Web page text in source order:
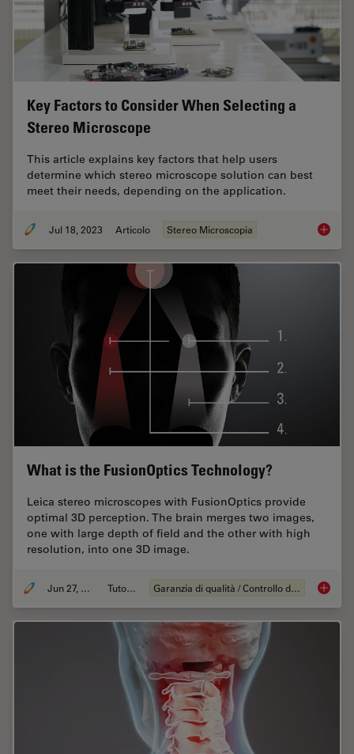
Key Factors to Consider When Selecting a
Stereo Microscope
This article explains key factors that help users
determine which stereo microscope solution can best
meet their needs, depending on the application.
Jul 18, 2023 Articolo Stereo Microscopia Key
What is the FusionOptics Technology?
Leica stereo microscopes with FusionOptics provide
optimal 3D perception. The brain merges two images,
one with large depth of field and the other with high
resolution, into one 3D image.
Jun 27, 2023 Tutorial Garanzia di qualità / Controllo di qualità What is